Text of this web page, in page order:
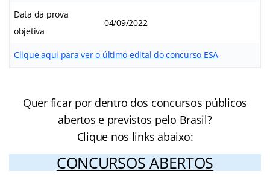
Data da prova
objetiva
04/09/2022
Clique aqui para ver o último edital do concurso ESA
Quer ficar por dentro dos concursos públicos
abertos e previstos pelo Brasil?
Clique nos links abaixo:
CONCURSOS ABERTOS